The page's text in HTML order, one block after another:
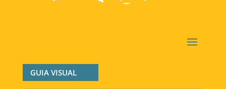
GUIA VISUAL